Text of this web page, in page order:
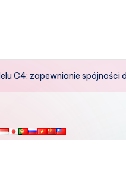
C4: zapewnianie